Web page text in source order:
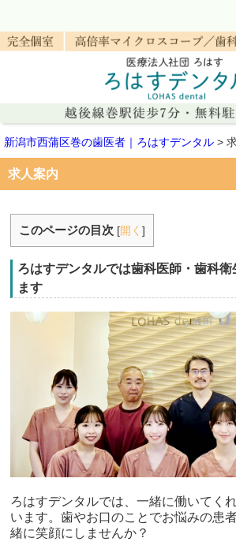
新潟市西蒲区巻の歯医者｜ろはすデンタル >
求人案内
このページの目次 [開く]
ろはすデンタルでは歯科医師・歯科
ます
ろはすデンタルでは、一緒に働いてく
います。歯やお口のことでお悩みの患
緒に笑顔にしませんか？